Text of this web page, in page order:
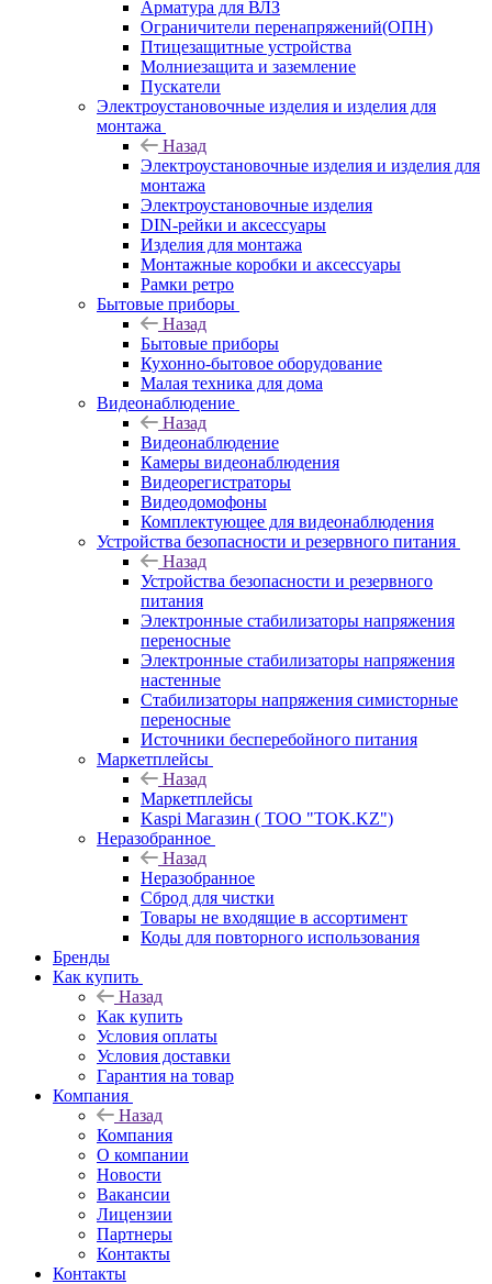
Арматура для ВЛЗ
Ограничители перенапряжений(ОПН)
Птицезащитные устройства
Молниезащита и заземление
Пускатели
Электроустановочные изделия и изделия для
монтажа
Назад
Электроустановочные изделия и изделия для
монтажа
Электроустановочные изделия
DIN-рейки и аксессуары
Изделия для монтажа
Монтажные коробки и аксессуары
Рамки ретро
Бытовые приборы
Назад
Бытовые приборы
Кухонно-бытовое оборудование
Малая техника для дома
Видеонаблюдение
Назад
Видеонаблюдение
Камеры видеонаблюдения
Видеорегистраторы
Видеодомофоны
Комплектующее для видеонаблюдения
Устройства безопасности и резервного питания
Назад
Устройства безопасности и резервного
питания
Электронные стабилизаторы напряжения
переносные
Электронные стабилизаторы напряжения
настенные
Стабилизаторы напряжения симисторные
переносные
Источники бесперебойного питания
Маркетплейсы
Назад
Маркетплейсы
Kaspi Магазин ( ТОО "TOK.KZ")
Неразобранное
Назад
Неразобранное
Сброд для чистки
Товары не входящие в ассортимент
Коды для повторного использования
Бренды
Как купить
Назад
Как купить
Условия оплаты
Условия доставки
Гарантия на товар
Компания
Назад
Компания
О компании
Новости
Вакансии
Лицензии
Партнеры
Контакты
Контакты